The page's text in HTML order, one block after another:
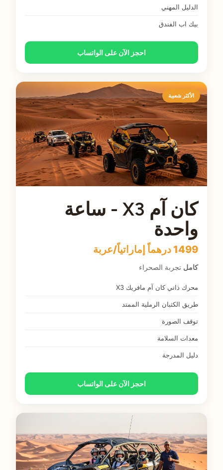
الدليل المهني
بيك اب الفندق
احجز الآن على الواتساب
الأكثر شعبية
كان آم X3 - ساعة
واحدة
1499 درهماً إماراتياً/عربة
كامل تجربة الصحراء
محرك ذاتي كان آم مافريك X3
طريق الكثبان الرملية الممتد
توقف الصورة
معدات السلامة
دليل المدرجة
احجز الآن على الواتساب